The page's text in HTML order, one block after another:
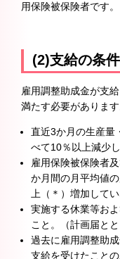
用保険被保険者です。
(2)支給の条
雇用調整助成金が支
満たす必要があります
直近3か月の生産量
べて10％以上減少
雇用保険被保険者
か月間の月平均値
上（＊）増加して
実施する休業等お
こと。（計画届と
過去に雇用調整助
支給を受けたこと